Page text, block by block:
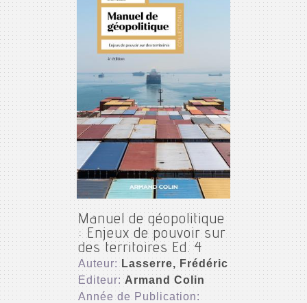
Manuel de géopolitique
: Enjeux de pouvoir sur
des territoires Ed. 4
Auteur: Lasserre, Frédéric
Editeur:Armand Colin
Année de Publication: